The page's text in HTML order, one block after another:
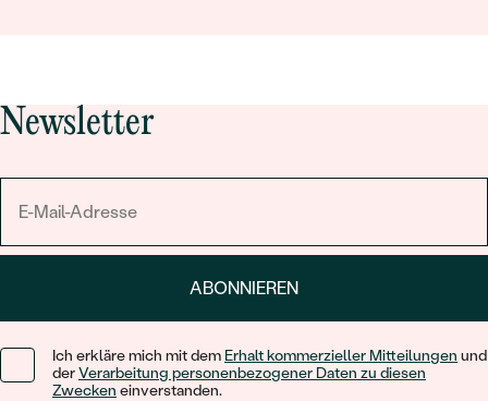
Newsletter
ABONNIEREN
Ich erkläre mich mit dem Erhalt kommerzieller Mitteilungen und
derVerarbeitung personenbezogener Daten zu diesen
Zwecken einverstanden.